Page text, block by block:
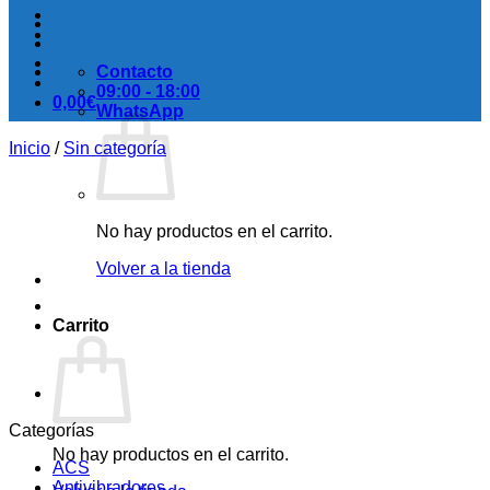
0,00€
No hay productos en el carrito.
Volver a la tienda
Carrito
No hay productos en el carrito.
Contacto
09:00 - 18:00
WhatsApp
Inicio / Sin categoría
Categorías
ACS